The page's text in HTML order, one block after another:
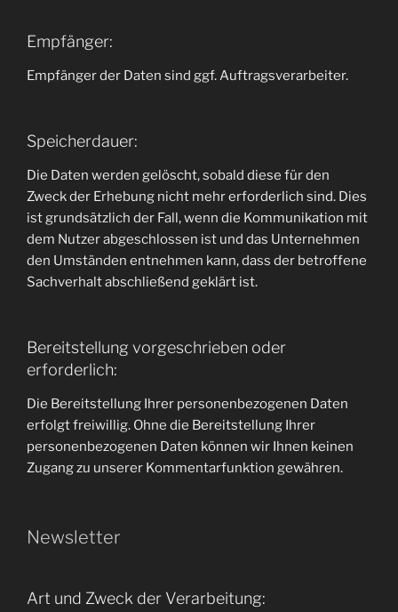
Empfänger:
Empfänger der Daten sind ggf. Auftragsverarbeiter.
Speicherdauer:
Die Daten werden gelöscht, sobald diese für den
Zweck der Erhebung nicht mehr erforderlich sind. Dies
ist grundsätzlich der Fall, wenn die Kommunikation mit
dem Nutzer abgeschlossen ist und das Unternehmen
den Umständen entnehmen kann, dass der betroffene
Sachverhalt abschließend geklärt ist.
Bereitstellung vorgeschrieben oder
erforderlich:
Die Bereitstellung Ihrer personenbezogenen Daten
erfolgt freiwillig. Ohne die Bereitstellung Ihrer
personenbezogenen Daten können wir Ihnen keinen
Zugang zu unserer Kommentarfunktion gewähren.
Newsletter
Art und Zweck der Verarbeitung: